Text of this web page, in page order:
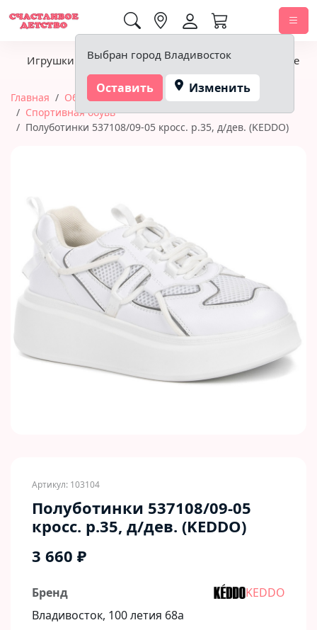
Выбран город Владивосток
Оставить Изменить
Игрушки Детское питание Подгузники, гигиена
Главная Обувь
Обувь для мальчиков и девочек
Спортивная обувь
Полуботинки 537108/09-05 кросс. р.35, д/дев. (KEDDO)
Артикул: 103104
Полуботинки 537108/09-05
кросс. р.35, д/дев. (KEDDO)
3 660 ₽
Бренд
KEDDO
Владивосток, 100 летия 68а